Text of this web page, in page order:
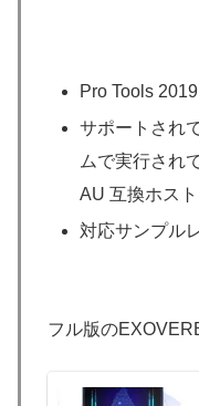
Pro Tools
サポートされ
ムで実行され
AU 互換ホスト
対応サンプル
フル版の